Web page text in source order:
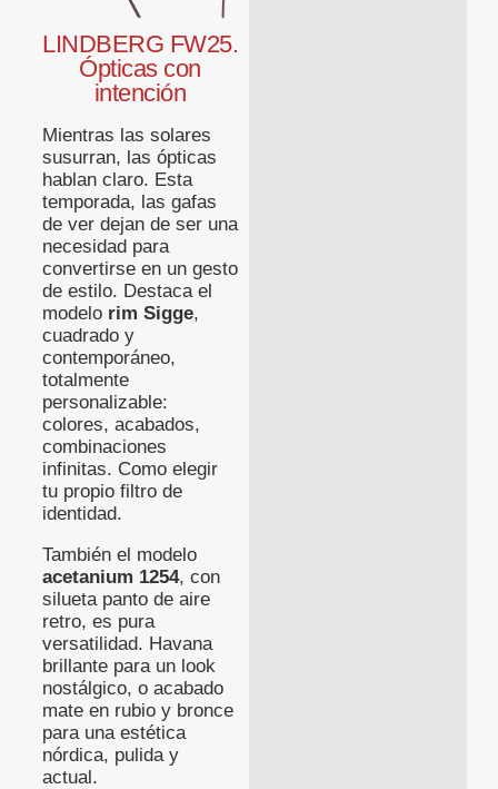
LINDBERG FW25.
Ópticas con
intención
Mientras las solares
susurran, las ópticas
hablan claro. Esta
temporada, las gafas
de ver dejan de ser una
necesidad para
convertirse en un gesto
de estilo. Destaca el
modelo rim Sigge,
cuadrado y
contemporáneo,
totalmente
personalizable:
colores, acabados,
combinaciones
infinitas. Como elegir
tu propio filtro de
identidad.
También el modelo
acetanium 1254, con
silueta panto de aire
retro, es pura
versatilidad. Havana
brillante para un look
nostálgico, o acabado
mate en rubio y bronce
para una estética
nórdica, pulida y
actual.